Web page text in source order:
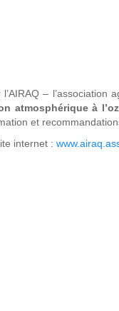
–
atmosphérique à
et
internet :